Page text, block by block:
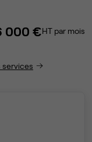
000 €HT par mois
services